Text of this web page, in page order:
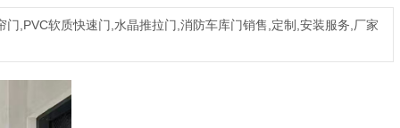
,PVC软质快速门,水晶推拉门,消防车库门销售,定制,安装服务,厂家